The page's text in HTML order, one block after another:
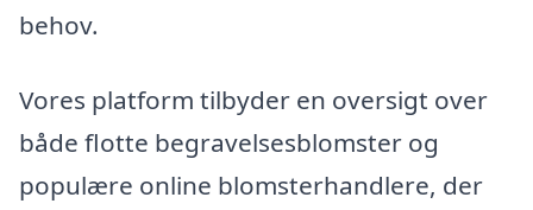
behov.
Vores platform tilbyder en oversigt over
både flotte begravelsesblomster og
populære online blomsterhandlere, der